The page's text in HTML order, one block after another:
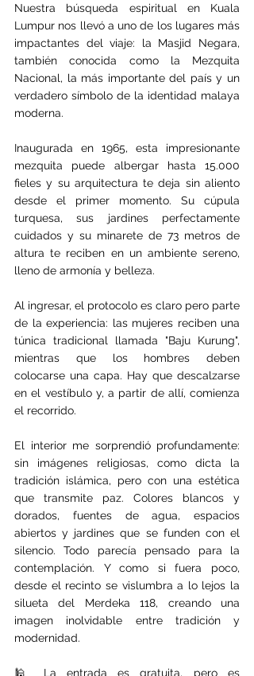
Nuestra búsqueda espiritual en Kuala
Lumpur nos llevó a uno de los lugares más
impactantes del viaje: la Masjid Negara,
también conocida como la Mezquita
Nacional, la más importante del país y un
verdadero símbolo de la identidad malaya
moderna.
Inaugurada en 1965, esta impresionante
mezquita puede albergar hasta 15.000
fieles y su arquitectura te deja sin aliento
desde el primer momento. Su cúpula
turquesa, sus jardines perfectamente
cuidados y su minarete de 73 metros de
altura te reciben en un ambiente sereno,
lleno de armonía y belleza.
Al ingresar, el protocolo es claro pero parte
de la experiencia: las mujeres reciben una
túnica tradicional llamada "Baju Kurung",
mientras que los hombres deben
colocarse una capa. Hay que descalzarse
en el vestíbulo y, a partir de allí, comienza
el recorrido.
El interior me sorprendió profundamente:
sin imágenes religiosas, como dicta la
tradición islámica, pero con una estética
que transmite paz. Colores blancos y
dorados, fuentes de agua, espacios
abiertos y jardines que se funden con el
silencio. Todo parecía pensado para la
contemplación. Y como si fuera poco,
desde el recinto se vislumbra a lo lejos la
silueta del Merdeka 118, creando una
imagen inolvidable entre tradición y
modernidad.
🕌 La entrada es gratuita, pero es